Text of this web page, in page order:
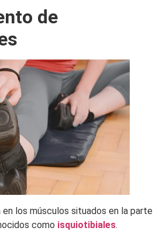
de
los músculos situados en la parte
como isquiotibiales.